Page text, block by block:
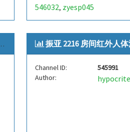
546032, zyesp045
振亚 2216 房间红外人体活动
Channel ID:
545991
Author: